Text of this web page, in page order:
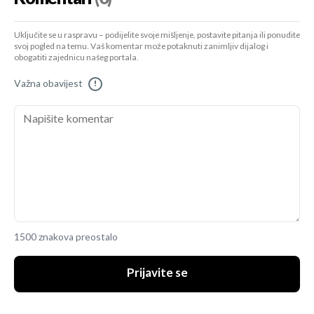
Uključite se u raspravu – podijelite svoje mišljenje, postavite pitanja ili ponudite
svoj pogled na temu. Vaš komentar može potaknuti zanimljiv dijalog i
obogatiti zajednicu našeg portala.
Važna obavijest !
1500 znakova preostalo
Prijavite se